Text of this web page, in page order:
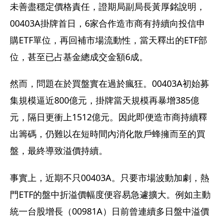
未善盡穩定價格責任，證期局副局長黃厚銘說明，
00403A掛牌首日，6家合作造市商有持續向投信申
購ETF單位，再回補市場流動性，當天釋出的ETF部
位，甚至已占基金總成交金額6成。
然而，問題在於買盤實在過於瘋狂。00403A初始募
集規模逼近800億元，掛牌當天規模再暴增385億
元，隔日更衝上1512億元。因此即便造市商持續釋
出籌碼，仍難以在短時間內消化散戶蜂擁而至的買
盤，最終導致溢價持續。
事實上，近期不只00403A。只要市場波動加劇，熱
門ETF的盤中折溢價幅度便容易急遽擴大。例如主動
統一台股增長（00981A）日前曾連續多日盤中溢價